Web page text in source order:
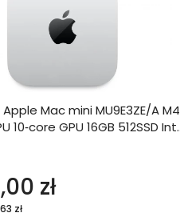
Mac mini MU9E3ZE/A M4
10‑core GPU 16GB 512SSD Int
zł
zł
Dodaj do porównania
Omówienie